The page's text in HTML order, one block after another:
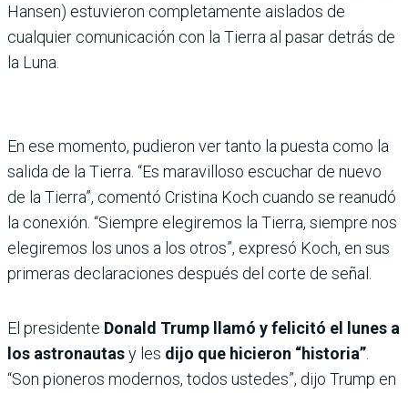
Hansen) estuvieron completamente aislados de
cualquier comunicación con la Tierra al pasar detrás de
la Luna.
En ese momento, pudieron ver tanto la puesta como la
salida de la Tierra. “Es maravilloso escuchar de nuevo
de la Tierra”, comentó Cristina Koch cuando se reanudó
la conexión. “Siempre elegiremos la Tierra, siempre nos
elegiremos los unos a los otros”, expresó Koch, en sus
primeras declaraciones después del corte de señal.
El presidente Donald Trump llamó y felicitó el lunes a
los astronautasy les dijo que hicieron “historia”
“Son pioneros modernos, todos ustedes”, dijo Trump en